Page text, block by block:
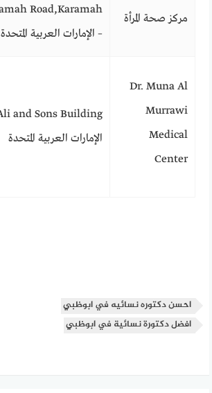
مركز صحة المرأة
– الإمارات العربية المتحدة
Dr. Muna Al
Murrawi
Medical
Center
الإمارات العربية المتحدة
احسن دكتوره نسائيه في ابوظبي
افضل دكتورة نسائية في ابوظبي